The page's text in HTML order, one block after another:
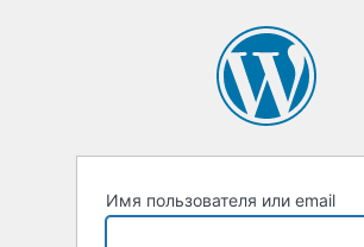
Имя пользователя или email